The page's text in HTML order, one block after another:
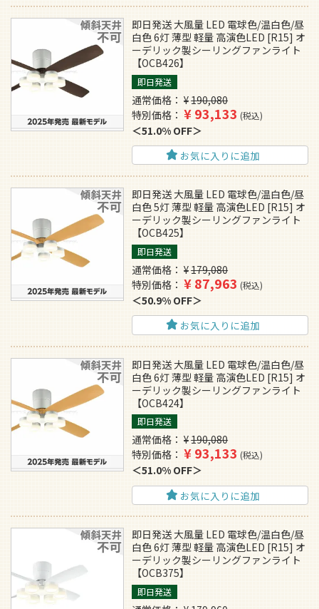
即日発送 大風量 LED 電球色/温白色/昼
白色 6灯 薄型 軽量 高演色LED [R15] オ
ーデリック製シーリングファンライト
【OCB426】
即日発送
通常価格 ¥190,080
特別価格
¥93,133 税込
51.0% OFF
お気に入りに追加
即日発送 大風量 LED 電球色/温白色/昼
白色 5灯 薄型 軽量 高演色LED [R15] オ
ーデリック製シーリングファンライト
【OCB425】
即日発送
通常価格 ¥179,080
特別価格
¥87,963 税込
50.9% OFF
お気に入りに追加
即日発送 大風量 LED 電球色/温白色/昼
白色 6灯 薄型 軽量 高演色LED [R15] オ
ーデリック製シーリングファンライト
【OCB424】
即日発送
通常価格 ¥190,080
特別価格
¥93,133 税込
51.0% OFF
お気に入りに追加
即日発送 大風量 LED 電球色/温白色/昼
白色 6灯 薄型 軽量 高演色LED [R15] オ
ーデリック製シーリングファンライト
【OCB375】
即日発送